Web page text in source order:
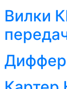
Вилки